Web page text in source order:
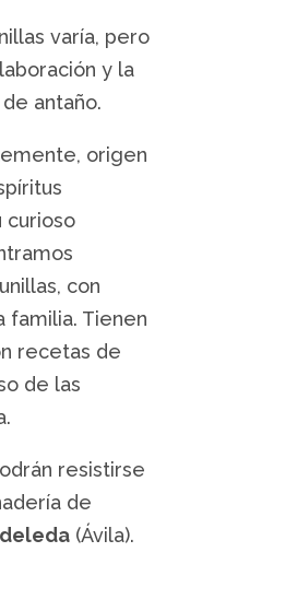
varía, pero
y la
antaño.
origen
curioso
con
familia. Tienen
recetas de
de las
resistirse
de
(Ávila).